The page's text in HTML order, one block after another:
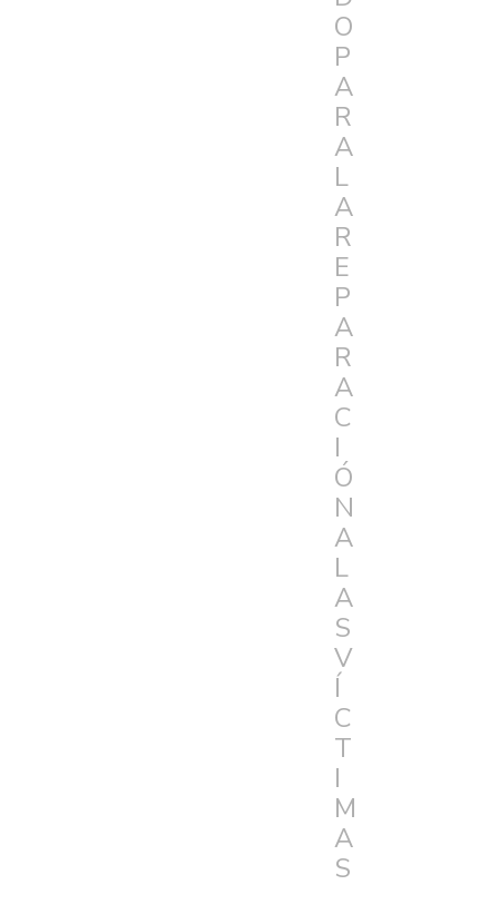
O
P
A
R
A
L
A
R
E
P
A
R
A
C
I
Ó
N
A
L
A
S
V
Í
C
T
I
M
A
S